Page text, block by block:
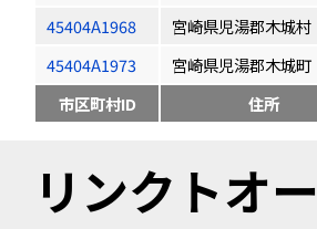
45404A1968
宮崎県児湯郡木城村
45404A1973
宮崎県児湯郡木城町
市区町村ID
住所
リンクトオ